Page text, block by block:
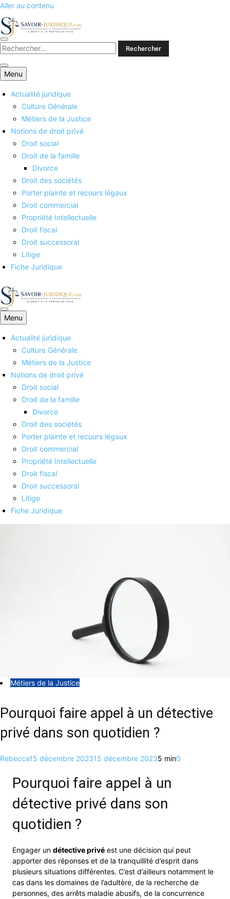
Aller au contenu
Savoirs juridiques
Menu
Actualité juridique
Culture Générale
Métiers de la Justice
Notions de droit privé
Droit social
Droit de la famille
Divorce
Droit des sociétés
Porter plainte et recours légaux
Droit commercial
Propriété Intellectuelle
Droit fiscal
Droit successoral
Litige
Fiche Juridique
Savoirs juridiques
Menu
Actualité juridique
Culture Générale
Métiers de la Justice
Notions de droit privé
Droit social
Droit de la famille
Divorce
Droit des sociétés
Porter plainte et recours légaux
Droit commercial
Propriété Intellectuelle
Droit fiscal
Droit successoral
Litige
Fiche Juridique
Métiers de la Justice
Pourquoi faire appel à un détective
privé dans son quotidien ?
Rebecca15 décembre 202315 décembre 20235 min0
Pourquoi faire appel à un
détective privé dans son
quotidien ?
Engager un détective privé est une décision qui peut
apporter des réponses et de la tranquillité d’esprit dans
plusieurs situations différentes. C’est d’ailleurs notamment le
cas dans les domaines de l’adultère, de la recherche de
personnes, des arrêts maladie abusifs, de la concurrence